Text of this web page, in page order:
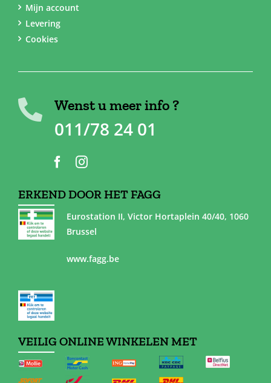
Mijn account
Levering
Cookies
Wenst u meer info ?
011/78 24 01
ERKEND DOOR HET FAGG
Eurostation II, Victor Hortaplein 40/40, 1060
Brussel
www.fagg.be
VEILIG ONLINE WINKELEN MET